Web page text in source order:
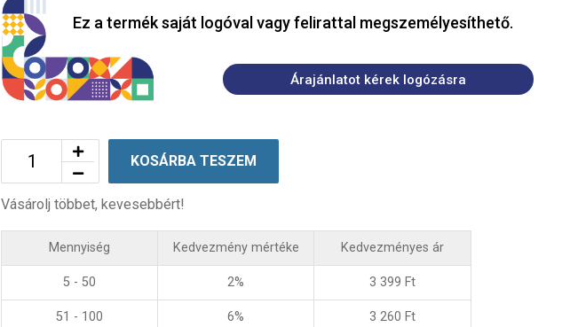
Ez a termék saját logóval vagy felirattal megszemélyesíthető.
Árajánlatot kérek logózásra
KOSÁRBA TESZEM
Vásárolj többet, kevesebbért!
Mennyiség Kedvezmény mértéke Kedvezményes ár
5 - 50 2% 3 399 Ft
51 - 100 6% 3 260 Ft